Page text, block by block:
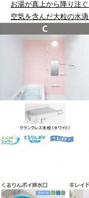
お湯が真上から降り注
空気を含んだ大粒の水